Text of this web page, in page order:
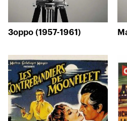
Зорро (1957-1961)